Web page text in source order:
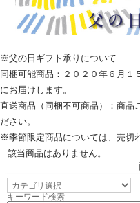
※父の日ギフト承りについて
同梱可能商品：２０２０年６月１
にお届けします。
直送商品（同梱不可商品）：商品
ださい。
※季節限定商品については、売切
該当商品はありません。
キーワード検索